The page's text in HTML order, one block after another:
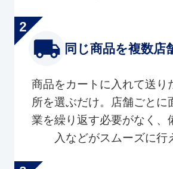
同じ商品を複数店
商品をカートに入れて送り
所を選ぶだけ。店舗ごとに
業を繰り返す必要がなく、
入などがスムーズに行